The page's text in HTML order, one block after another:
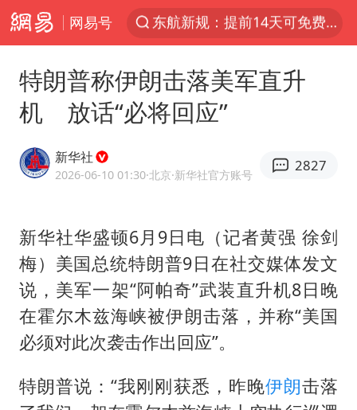
网易号
“电影+”如何激发千亿级消费新活力？
台风白海豚中心风力增强
向鹏0-3不敌张本智和
四川宜宾高县4.9级地震致1死
山东一元代青花杯离奇失踪
“新疆阿勒泰八月能滑雪”不实
刘国正说向鹏打得很窝囊
我国外贸延续良好增长态势
陈幸同晋级WTT横滨冠军赛8强
特朗普称伊朗击落美军直升
机 放话“必将回应”
新华社
2026-06-10 01:30·北京·新华社官方账号
2827
新华社华盛顿6月9日电（记者黄强 徐剑
梅）美国总统特朗普9日在社交媒体发文
说，美军一架“阿帕奇”武装直升机8日晚
在霍尔木兹海峡被伊朗击落，并称“美国
必须对此次袭击作出回应”。
特朗普说：“我刚刚获悉，昨晚伊朗击落